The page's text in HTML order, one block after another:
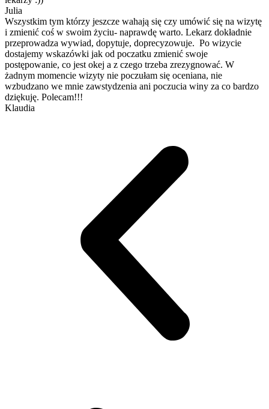
Julia
Wszystkim tym którzy jeszcze wahają się czy umówić się na wizytę
i zmienić coś w swoim życiu- naprawdę warto. Lekarz dokładnie
przeprowadza wywiad, dopytuje, doprecyzowuje. Po wizycie
dostajemy wskazówki jak od poczatku zmienić swoje
postępowanie, co jest okej a z czego trzeba zrezygnować. W
żadnym momencie wizyty nie poczułam się oceniana, nie
wzbudzano we mnie zawstydzenia ani poczucia winy za co bardzo
dziękuję. Polecam!!!
Klaudia